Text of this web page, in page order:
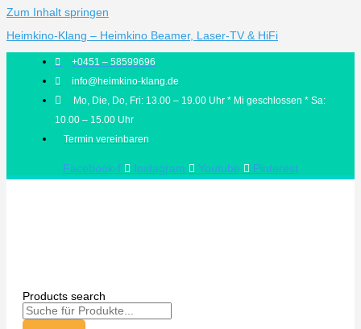
Zum Inhalt springen
Heimkino-Klang – Heimkino Beamer, Laser-TV & HiFi
+0451 – 58599696
info@heimkino-klang.de
Mo, Die, Do, Fri: 13.00 – 19.00 Uhr * Mi geschlossen * Sa:
10.00 – 15.00 Uhr
Termin vereinbaren
Facebook-f Instagram Youtube Pinterest
Products search